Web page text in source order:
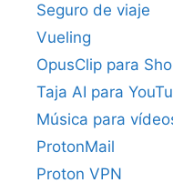
Seguro de viaje
Vueling
OpusClip para
Taja AI para
Música para
ProtonMail
Proton VPN